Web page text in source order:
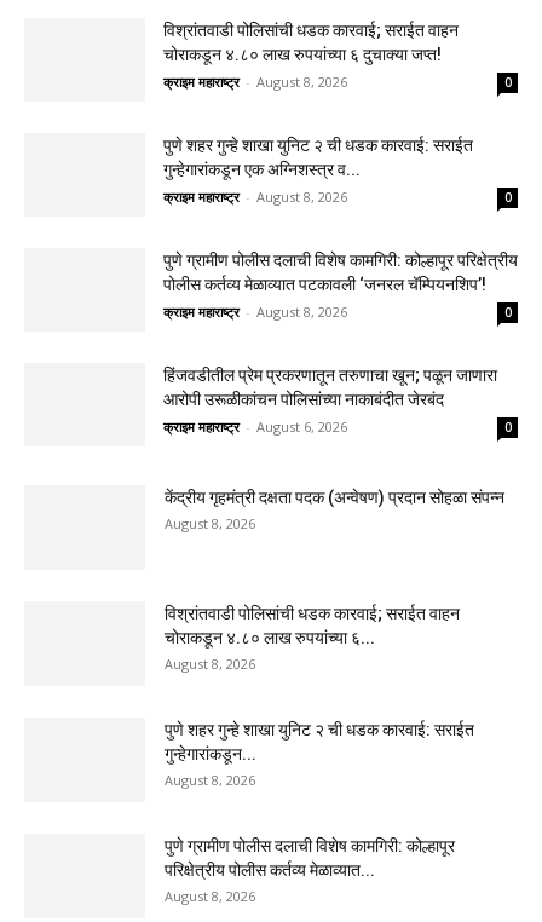
विश्रांतवाडी पोलिसांची धडक कारवाई; सराईत वाहन
चोराकडून ४.८० लाख रुपयांच्या ६ दुचाक्या जप्त!
क्राइम महाराष्ट्र - August 8, 2026 0
पुणे शहर गुन्हे शाखा युनिट २ ची धडक कारवाई: सराईत
गुन्हेगारांकडून एक अग्निशस्त्र व...
क्राइम महाराष्ट्र - August 8, 2026 0
पुणे ग्रामीण पोलीस दलाची विशेष कामगिरी: कोल्हापूर परिक्षेत्रीय
पोलीस कर्तव्य मेळाव्यात पटकावली ‘जनरल चॅम्पियनशिप’!
क्राइम महाराष्ट्र - August 8, 2026 0
हिंजवडीतील प्रेम प्रकरणातून तरुणाचा खून; पळून जाणारा
आरोपी उरूळीकांचन पोलिसांच्या नाकाबंदीत जेरबंद
क्राइम महाराष्ट्र - August 6, 2026 0
केंद्रीय गृहमंत्री दक्षता पदक (अन्वेषण) प्रदान सोहळा संपन्न
August 8, 2026
विश्रांतवाडी पोलिसांची धडक कारवाई; सराईत वाहन
चोराकडून ४.८० लाख रुपयांच्या ६...
August 8, 2026
पुणे शहर गुन्हे शाखा युनिट २ ची धडक कारवाई: सराईत
गुन्हेगारांकडून...
August 8, 2026
पुणे ग्रामीण पोलीस दलाची विशेष कामगिरी: कोल्हापूर
परिक्षेत्रीय पोलीस कर्तव्य मेळाव्यात...
August 8, 2026